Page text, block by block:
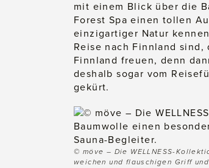
mit einem Blick über die
Forest Spa einen tollen
einzigartiger Natur
Reise nach Finnland
Finnland freuen, denn
deshalb sogar vom
gekürt.
© möve – Die WELLNESS-
weichen und flauschigen Griff